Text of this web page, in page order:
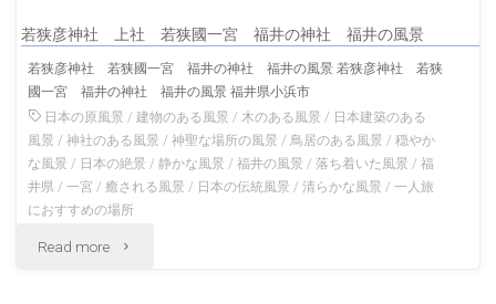
れ
高
知
の
若狭彦神社 上社 若狭國一宮 福井の神社 福井の風景
若狭彦神社 若狭國一宮 福井の神社 福井の風景 若狭彦神社 若狭
國一宮 福井の神社 福井の風景 福井県小浜市
日本の原風景 /建物のある風景 /木のある風景 / 日本建築のある
風景 /神社のある風景 /神聖な場所の風景 /鳥居のある風景 /穏やか
な風景 / 日本の絶景 /静かな風景 /福井の風景 /落ち着いた風景 /福
井県 /一宮 /癒される風景 / 日本の伝統風景 /清らかな風景 /一人旅
におすすめの場所
Read more "若